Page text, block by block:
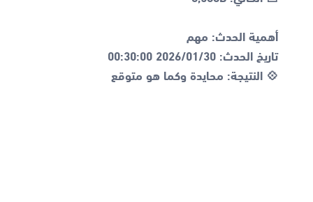
💠 النتيجة: محايدة وكما هو متوقع